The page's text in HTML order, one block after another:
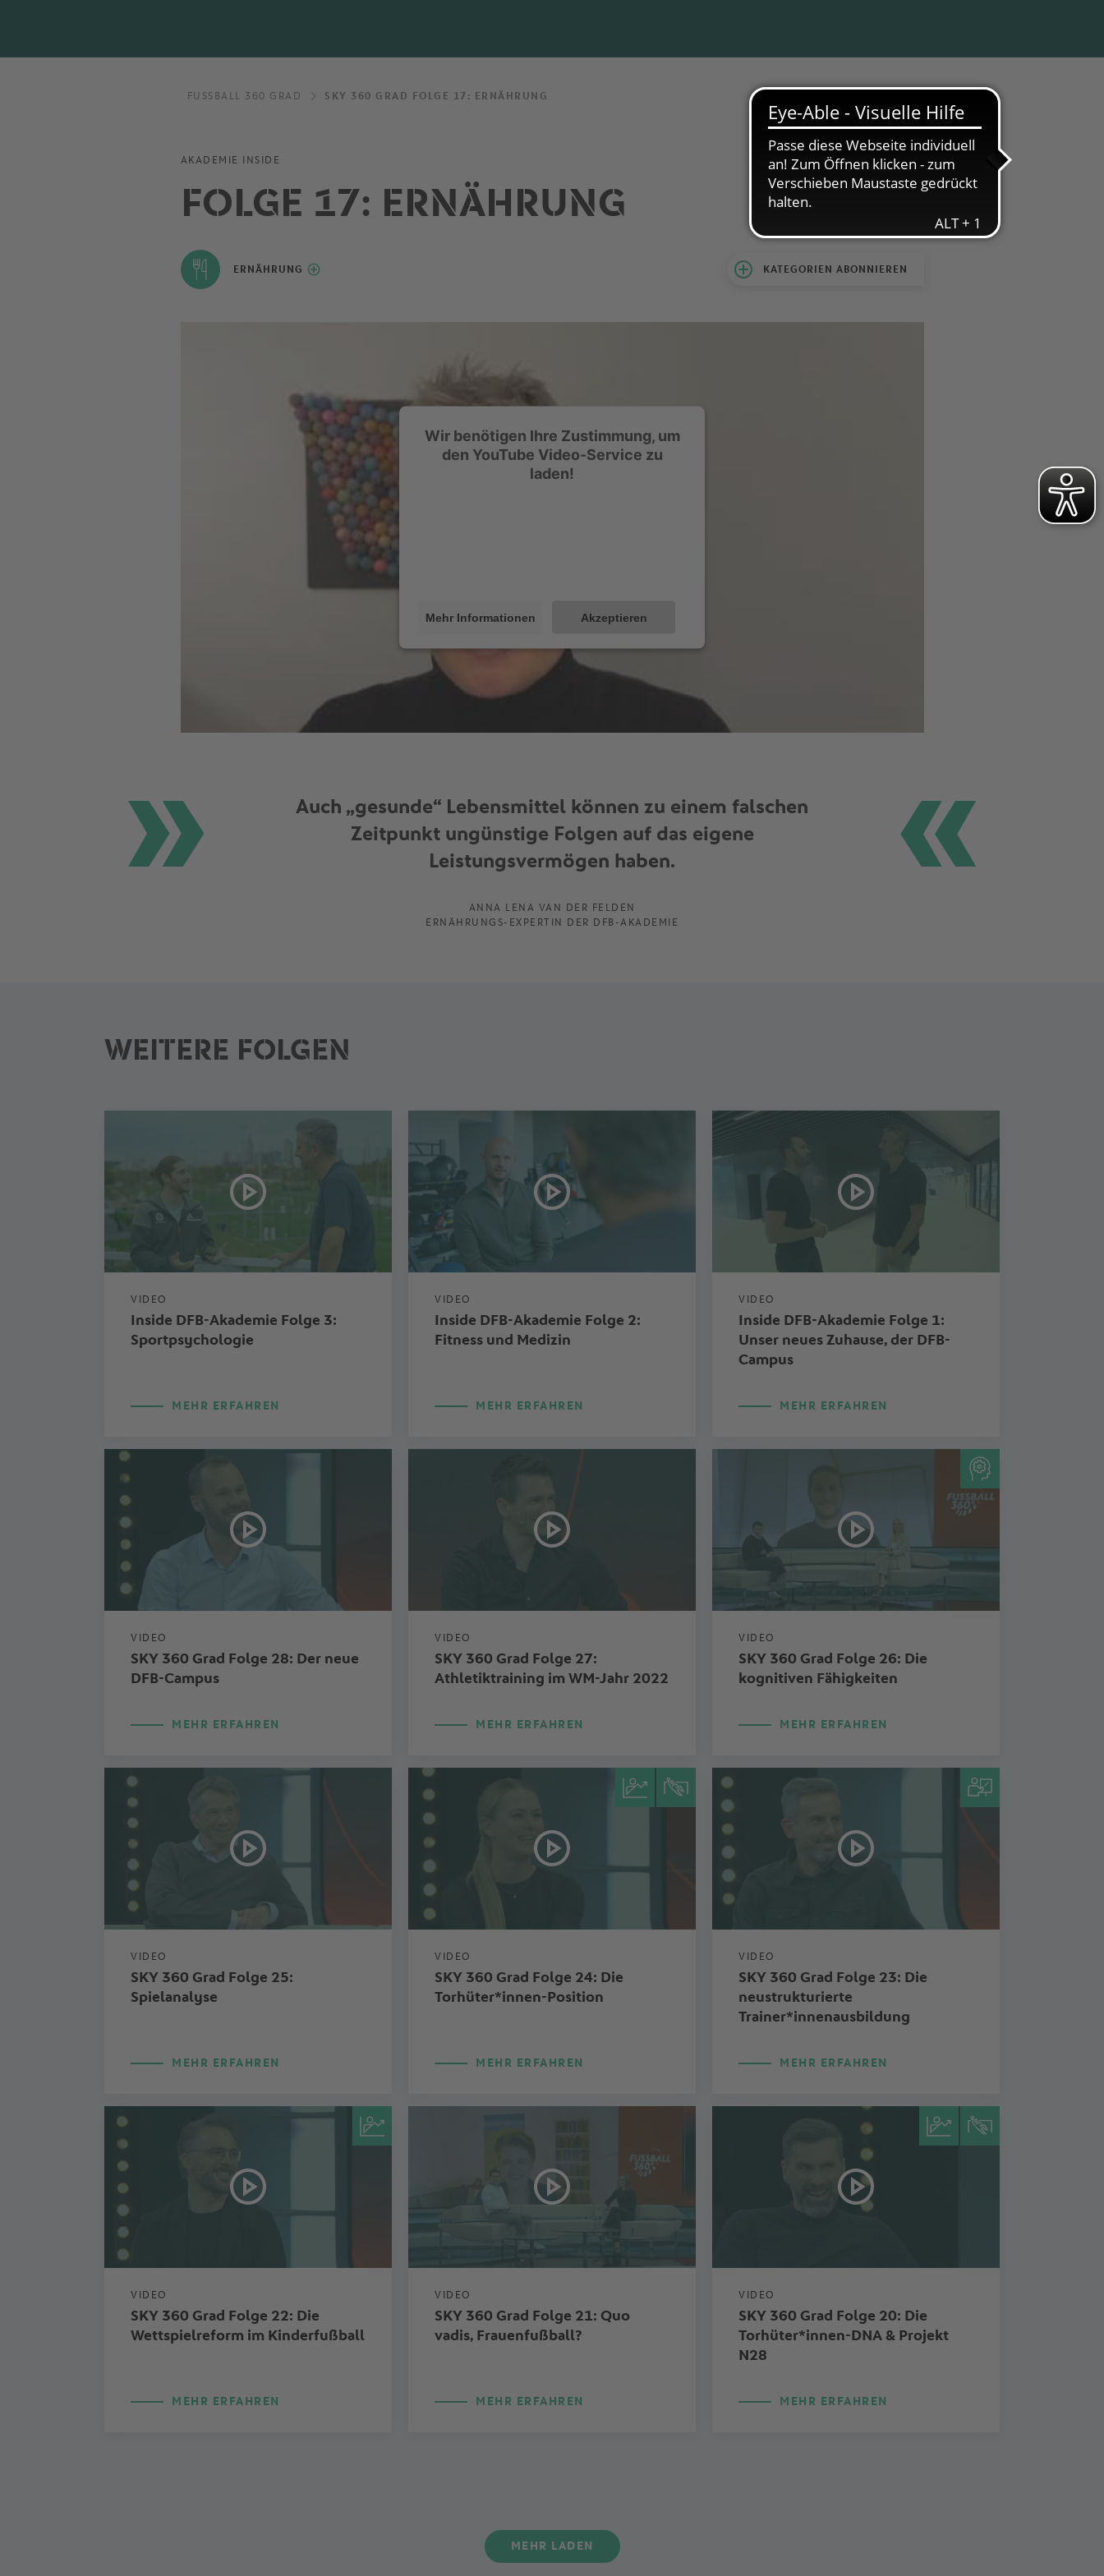
FUSSBALL 360 GRAD SKY 360 GRAD FOLGE 17: ERNÄHRUNG
AKADEMIE INSIDE
FOLGE 17: ERNÄHRUNG
ERNÄHRUNG KATEGORIEN ABONNIEREN
Wir benötigen Ihre Zustimmung, um
den YouTube Video-Service zu
laden!
Mehr Informationen Akzeptieren
Auch „gesunde“ Lebensmittel können zu einem falschen
Zeitpunkt ungünstige Folgen auf das eigene
Leistungsvermögen haben.
ANNA LENA VAN DER FELDEN
ERNÄHRUNGS-EXPERTIN DER DFB-AKADEMIE
WEITERE FOLGEN
VIDEO
Inside DFB-Akademie Folge 3:
Sportpsychologie
MEHR ERFAHREN
VIDEO
Inside DFB-Akademie Folge 2:
Fitness und Medizin
MEHR ERFAHREN
VIDEO
Inside DFB-Akademie Folge 1:
Unser neues Zuhause, der DFB-
Campus
MEHR ERFAHREN
VIDEO
SKY 360 Grad Folge 28: Der neue
DFB-Campus
MEHR ERFAHREN
VIDEO
SKY 360 Grad Folge 27:
Athletiktraining im WM-Jahr 2022
MEHR ERFAHREN
VIDEO
SKY 360 Grad Folge 26: Die
kognitiven Fähigkeiten
MEHR ERFAHREN
VIDEO
SKY 360 Grad Folge 25:
Spielanalyse
MEHR ERFAHREN
VIDEO
SKY 360 Grad Folge 24: Die
Torhüter*innen-Position
MEHR ERFAHREN
VIDEO
SKY 360 Grad Folge 23: Die
neustrukturierte
Trainer*innenausbildung
MEHR ERFAHREN
VIDEO
SKY 360 Grad Folge 22: Die
Wettspielreform im Kinderfußball
MEHR ERFAHREN
VIDEO
SKY 360 Grad Folge 21: Quo
vadis, Frauenfußball?
MEHR ERFAHREN
VIDEO
SKY 360 Grad Folge 20: Die
Torhüter*innen-DNA & Projekt
N28
MEHR ERFAHREN
MEHR LADEN